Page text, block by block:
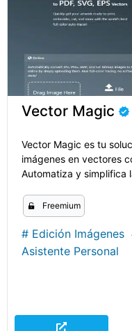
Vector Magic
Vector Magic es tu
imágenes en vectores
Automatiza y simplifica
Freemium
# Edición Imágenes
Asistente Personal